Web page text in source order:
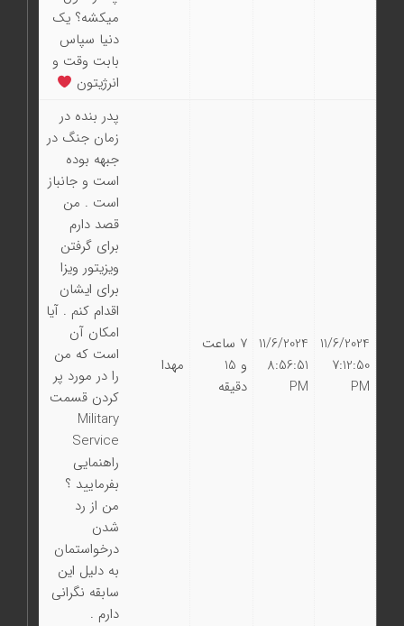
میکشه؟ یک
دنیا سپاس
بابت وقت و
انرژیتون
11/6/2024
7:12:50
PM
11/6/2024
8:56:51
PM
7 ساعت
و 15
دقیقه
مهدا
پدر بنده در
زمان جنگ در
جبهه بوده
است و جانباز
است . من
قصد دارم
برای گرفتن
ویزیتور ویزا
برای ایشان
اقدام کنم . آیا
امکان آن
است که من
را در مورد پر
کردن قسمت
Military
Service
راهنمایی
بفرمایید ؟
من از رد
شدن
درخواستمان
به دلیل این
سابقه نگرانی
دارم .